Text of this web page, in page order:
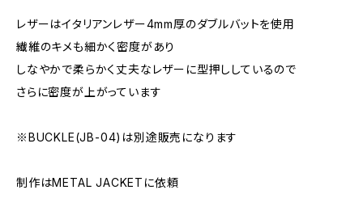
レザーはイタリアンレザー4mm厚のダブルバットを使用
繊維のキメも細かく密度があり
しなやかで柔らかく丈夫なレザーに型押ししているので
さらに密度が上がっています
※BUCKLE(JB-04)は別途販売になります
制作はMETAL JACKETに依頼